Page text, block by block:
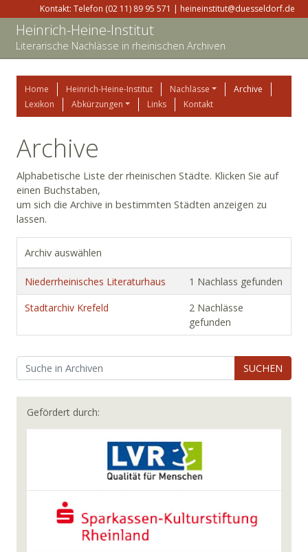
Kontakt: Telefon (02 11) 89 95 571 | heineinstitut@duesseldorf.de
Heinrich-Heine-Institut
Literarische Nachlässe in rheinischen Archiven
Home Heinrich-Heine-Institut Nachlässe
Archive
Lexikon
Abkürzungen Links Kontakt
Archive
Alphabetische Liste der rheinischen Städte. Klicken Sie auf
einen Buchstaben,
um sich die Archive in bestimmten Städten anzeigen zu
lassen.
Archiv auswählen
Niederrheinisches Literaturhaus
1 Nachlass gefunden
Stadtarchiv Krefeld
2 Nachlässe
gefunden
SUCHEN
Gefördert durch: